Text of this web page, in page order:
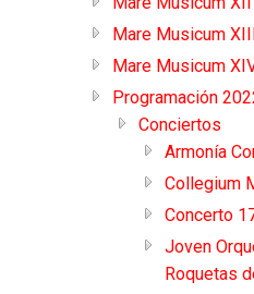
Mare Musicum
Mare Musicum
Programación
Conciertos
Armonía
Collegium
Concerto
Joven
Roquetas